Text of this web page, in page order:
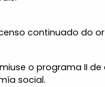
continuado do
o programa II
social.